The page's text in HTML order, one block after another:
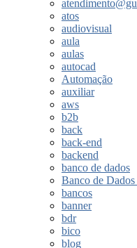
atos
audiovisual
aula
aulas
autocad
Automação
auxiliar
aws
b2b
back
back-end
backend
banco de dados
Banco de
bancos
banner
bdr
bico
blog